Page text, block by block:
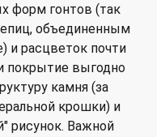
форм гонтов (так
объединенным
и расцветок почти
покрытие выгодно
камня (за
крошки) и
рисунок. Важной